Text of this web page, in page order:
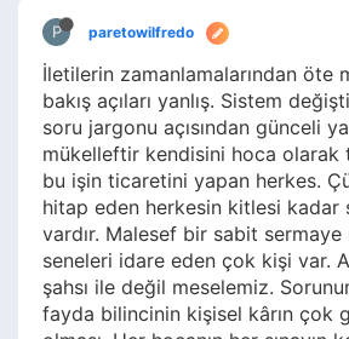
P paretowilfredo
İletilerin zamanlamalarından öte
bakış açıları yanlış. Sistem
soru jargonu açısından günceli
mükelleftir kendisini hoca olarak
bu işin ticaretini yapan herkes.
hitap eden herkesin kitlesi kadar
vardır. Malesef bir sabit sermaye
seneleri idare eden çok kişi var.
şahsı ile değil meselemiz.
fayda bilincinin kişisel kârın çok